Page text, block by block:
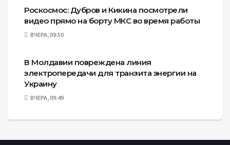
Роскосмос: Дубров и Кикина посмотрели
видео прямо на борту МКС во время работы
ВЧЕРА, 09:50
В Молдавии повреждена линия
электропередачи для транзита энергии на
Украину
ВЧЕРА, 09:49